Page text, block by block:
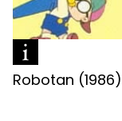
Robotan (1986)